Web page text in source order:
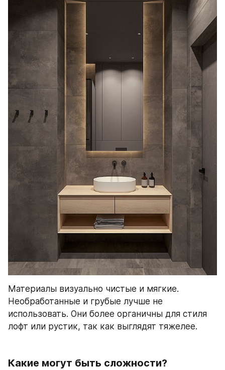
Материалы визуально чистые и мягкие.
Необработанные и грубые лучше не
использовать. Они более органичны для стиля
лофт или рустик, так как выглядят тяжелее.
Какие могут быть сложности?